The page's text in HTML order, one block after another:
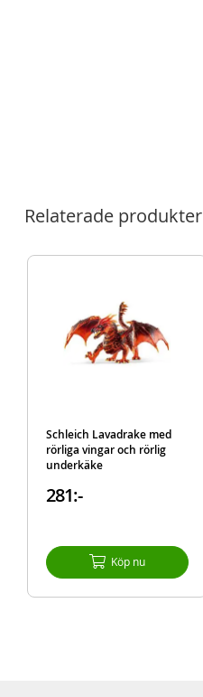
Relaterade produkter
Schleich Lavadrake med
rörliga vingar och rörlig
underkäke
281:-
Köp nu